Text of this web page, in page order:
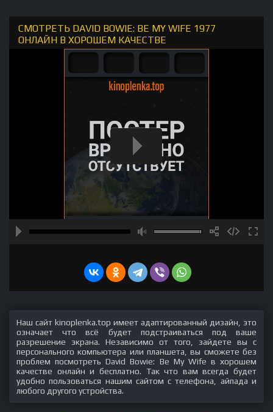
СМОТРЕТЬ DAVID BOWIE: BE MY WIFE 1977
ОНЛАЙН В ХОРОШЕМ КАЧЕСТВЕ
Наш сайт kinoplenka.top имеет адаптированный дизайн, это
означает что всё будет подстраиваться под ваше
разрешение экрана. Независимо от того, зайдете вы с
персонального компьютера или планшета, вы сможете без
проблем посмотреть David Bowie: Be My Wife в хорошем
качестве онлайн и бесплатно. Так что вам всегда будет
удобно пользоваться нашим сайтом с телефона, айпада и
любого другого устройства.